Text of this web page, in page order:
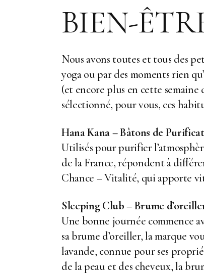
BIEN-
Nous avons toutes et tous des
yoga ou par des moments rien
(et encore plus en cette
sélectionné, pour vous, ces
Hana Kana – Bâtons de
Utilisés pour purifier
de la France, répondent à
Chance – Vitalité, qui apporte
Sleeping Club – Brume
Une bonne journée commence
sa brume d’oreiller, la marque
lavande, connue pour ses
de la peau et des cheveux, la